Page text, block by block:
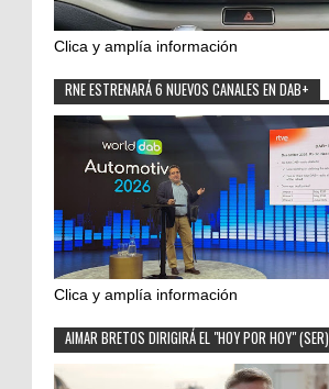
Clica y amplía información
RNE ESTRENARÁ 6 NUEVOS CANALES EN DAB+
Clica y amplía información
AIMAR BRETOS DIRIGIRÁ EL "HOY POR HOY" (SER)